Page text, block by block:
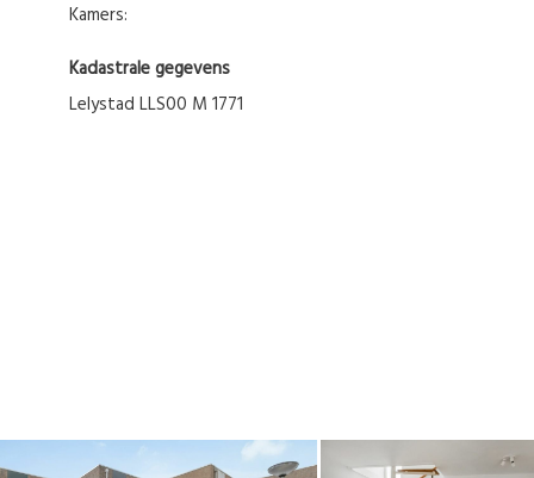
Kamers:
Kadastrale gegevens
Lelystad LLS00 M 1771